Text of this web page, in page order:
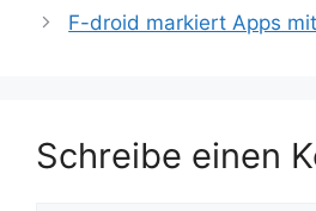
F-droid markiert Apps
Schreibe einen